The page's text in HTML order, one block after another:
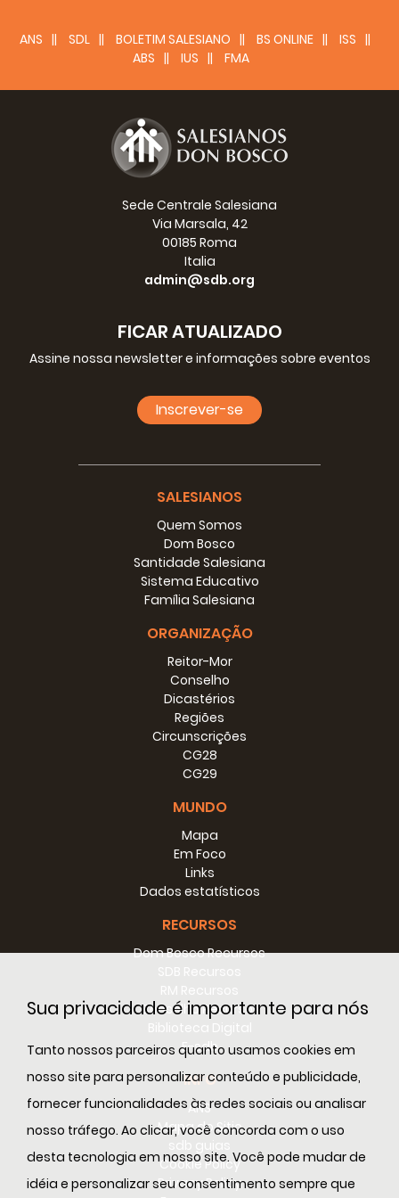
Sua privacidade é importante para nós
Tanto nossos parceiros quanto usamos cookies em
nosso site para personalizar conteúdo e publicidade,
fornecer funcionalidades às redes sociais ou analisar
nosso tráfego. Ao clicar, você concorda com o uso
desta tecnologia em nosso site. Você pode mudar de
idéia e personalizar seu consentimento sempre que
ANS SDL BOLETIM SALESIANO BS ONLINE
ISS
ABS
IUS FMA
Sede Centrale Salesiana
Via Marsala, 42
00185 Roma
Italia
admin@sdb.org
FICAR ATUALIZADO
Assine nossa newsletter e informações sobre eventos
Inscrever-se
SALESIANOS
Quem Somos
Dom Bosco
Santidade Salesiana
Sistema Educativo
Família Salesiana
ORGANIZAÇÃO
Reitor-Mor
Conselho
Dicastérios
Regiões
Circunscrições
CG28
CG29
MUNDO
Mapa
Em Foco
Links
Dados estatísticos
RECURSOS
Dom Bosco Recursos
Conselho Recursos
E-sdb
INFO
ANS
Mapa do Sitio
Cookie Policy
Privacy Policy